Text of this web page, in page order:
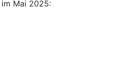
Mai 2025: